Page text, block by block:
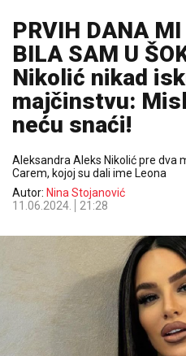
PRVIH DANA MI
BILA SAM U
Nikolić nikad
majčinstvu:
neću snaći!
Aleksandra Aleks Nikolić pre dva
Carem, kojoj su dali ime Leona
Autor: Nina Stojanović
11.06.2024.
21:28